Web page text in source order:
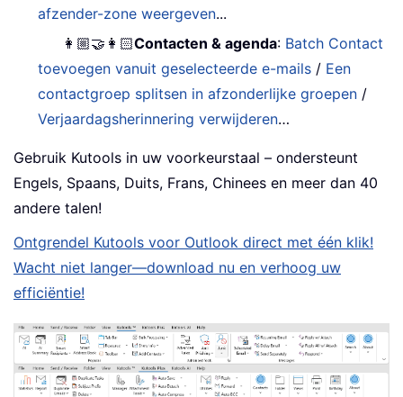
afzender-zone weergeven...
👩🏼‍🤝‍👩🏻Contacten & agenda: Batch Contact
toevoegen vanuit geselecteerde e-mails / Een
contactgroep splitsen in afzonderlijke groepen /
Verjaardagsherinnering verwijderen…
Gebruik Kutools in uw voorkeurstaal – ondersteunt
Engels, Spaans, Duits, Frans, Chinees en meer dan 40
andere talen!
Ontgrendel Kutools voor Outlook direct met één klik!
Wacht niet langer—download nu en verhoog uw
efficiëntie!